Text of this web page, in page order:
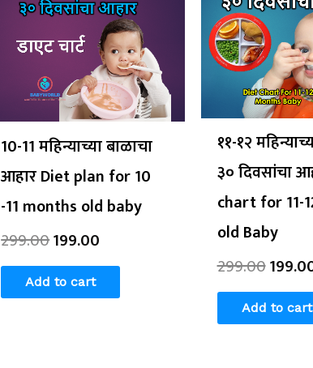
10-11 महिन्याच्या बाळाचा
आहार Diet plan for 10
-11 months old baby
299.00
was:
₹299.00.
199.00
is:
₹199.00.
Add to cart
११-१२
३० दिवसांचा
chart for 11-
old Baby
299.00
was:
Add to cart